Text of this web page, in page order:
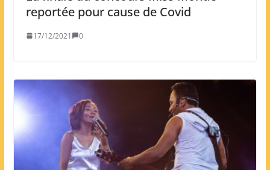
reportée pour cause de Covid
17/12/2021 0